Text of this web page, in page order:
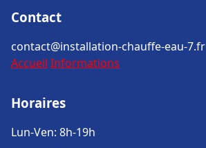
Contact
contact@installation-chauffe-eau-7.fr
Accueil Informations
Horaires
Lun-Ven: 8h-19h